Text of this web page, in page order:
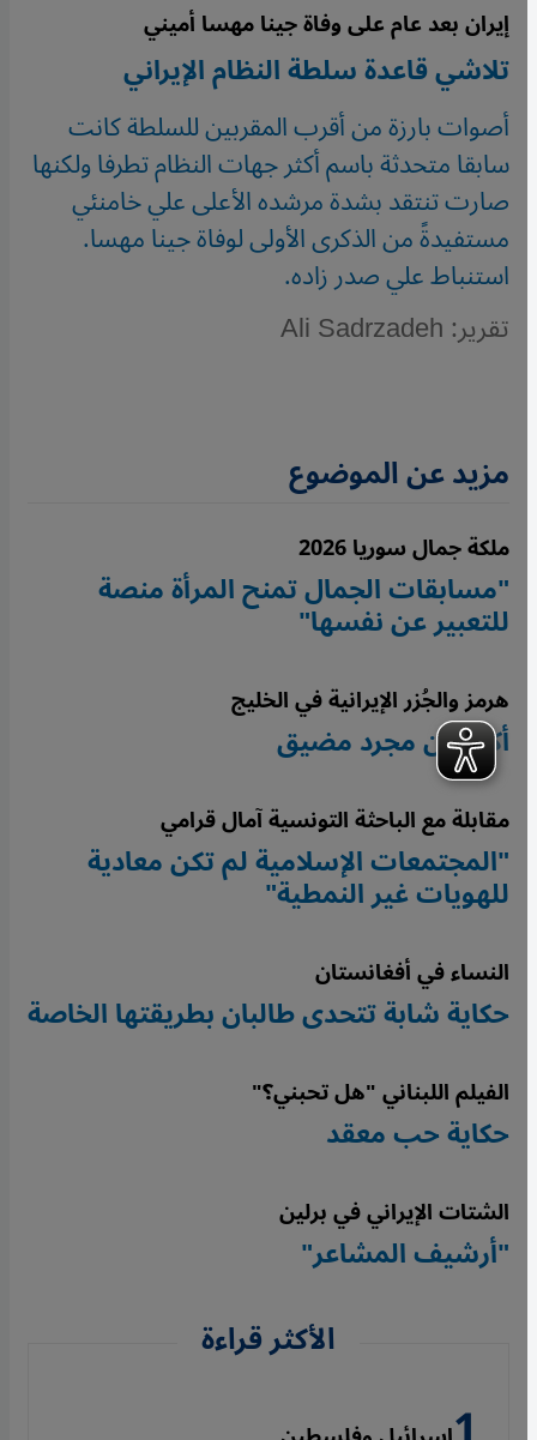
إيران بعد عام على وفاة جينا مهسا أميني
تلاشي قاعدة سلطة النظام الإيراني
أصوات بارزة من أقرب المقربين للسلطة كانت
سابقا متحدثة باسم أكثر جهات النظام تطرفا ولكنها
صارت تنتقد بشدة مرشده الأعلى علي خامنئي
مستفيدةً من الذكرى الأولى لوفاة جينا مهسا.
استنباط علي صدر زاده.
تقرير: Ali Sadrzadeh
مزيد عن الموضوع
ملكة جمال سوريا 2026
"مسابقات الجمال تمنح المرأة منصة
للتعبير عن نفسها"
هرمز والجُزر الإيرانية في الخليج
أكثر من مجرد مضيق
مقابلة مع الباحثة التونسية آمال قرامي
"المجتمعات الإسلامية لم تكن معادية
للهويات غير النمطية"
النساء في أفغانستان
حكاية شابة تتحدى طالبان بطريقتها الخاصة
الفيلم اللبناني "هل تحبني؟"
حكاية حب معقد
الشتات الإيراني في برلين
"أرشيف المشاعر"
الأكثر قراءة